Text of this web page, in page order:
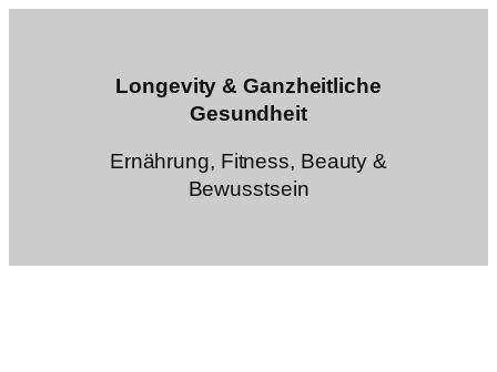
Longevity & Ganzheitliche
Gesundheit
Ernährung, Fitness, Beauty &
Bewusstsein